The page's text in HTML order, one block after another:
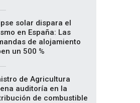
solar dispara el
en España: Las
de alojamiento
un 500 %
de Agricultura
auditoría en la
de combustible